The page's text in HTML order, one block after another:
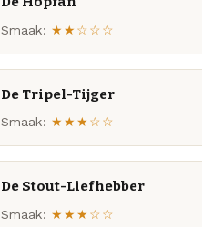
Smaak: ★★☆☆☆
De Tripel-Tijger
Smaak: ★★★☆☆
De Stout-Liefhebber
Smaak: ★★★☆☆